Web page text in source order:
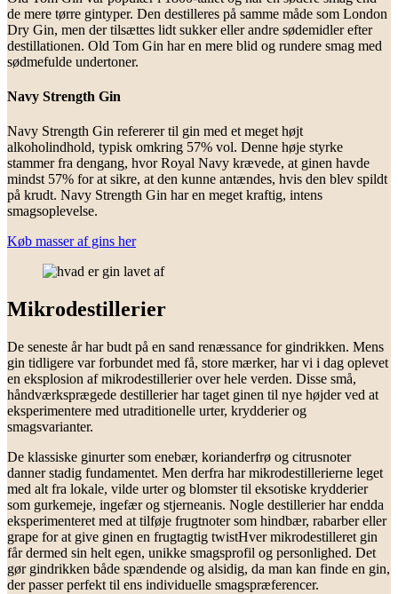
de mere tørre gintyper. Den destilleres på samme måde som London
Dry Gin, men der tilsættes lidt sukker eller andre sødemidler efter
destillationen. Old Tom Gin har en mere blid og rundere smag med
sødmefulde undertoner.
Navy Strength Gin
Navy Strength Gin refererer til gin med et meget højt
alkoholindhold, typisk omkring 57% vol. Denne høje styrke
stammer fra dengang, hvor Royal Navy krævede, at ginen havde
mindst 57% for at sikre, at den kunne antændes, hvis den blev spildt
på krudt. Navy Strength Gin har en meget kraftig, intens
smagsoplevelse.
Køb masser af gins her
Mikrodestillerier
De seneste år har budt på en sand renæssance for gindrikken. Mens
gin tidligere var forbundet med få, store mærker, har vi i dag oplevet
en eksplosion af mikrodestillerier over hele verden. Disse små,
håndværksprægede destillerier har taget ginen til nye højder ved at
eksperimentere med utraditionelle urter, krydderier og
smagsvarianter.
De klassiske ginurter som enebær, korianderfrø og citrusnoter
danner stadig fundamentet. Men derfra har mikrodestillerierne leget
med alt fra lokale, vilde urter og blomster til eksotiske krydderier
som gurkemeje, ingefær og stjerneanis. Nogle destillerier har endda
eksperimenteret med at tilføje frugtnoter som hindbær, rabarber eller
grape for at give ginen en frugtagtig twistHver mikrodestilleret gin
får dermed sin helt egen, unikke smagsprofil og personlighed. Det
gør gindrikken både spændende og alsidig, da man kan finde en gin,
der passer perfekt til ens individuelle smagspræferencer.